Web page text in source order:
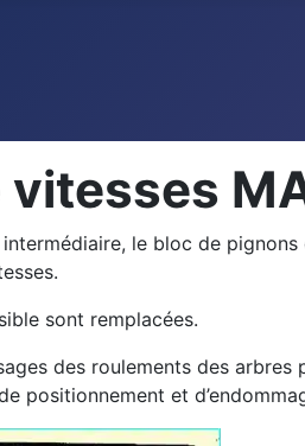
vitesses
le bloc de
sont remplacées.
des roulements des
positionnement et